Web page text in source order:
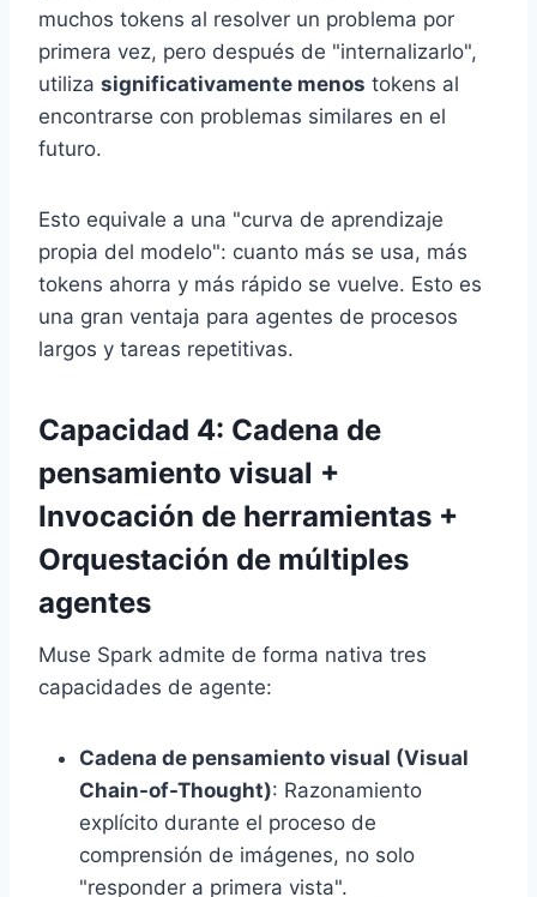
muchos tokens al resolver un problema por
primera vez, pero después de "internalizarlo",
utiliza significativamente menos tokens al
encontrarse con problemas similares en el
futuro.
Esto equivale a una "curva de aprendizaje
propia del modelo": cuanto más se usa, más
tokens ahorra y más rápido se vuelve. Esto es
una gran ventaja para agentes de procesos
largos y tareas repetitivas.
Capacidad 4: Cadena de
pensamiento visual +
Invocación de herramientas +
Orquestación de múltiples
agentes
Muse Spark admite de forma nativa tres
capacidades de agente:
Cadena de pensamiento visual (Visual
Chain-of-Thought): Razonamiento
explícito durante el proceso de
comprensión de imágenes, no solo
"responder a primera vista".